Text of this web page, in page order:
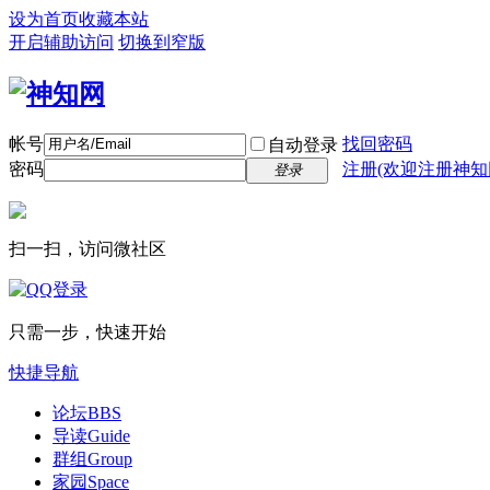
设为首页收藏本站
开启辅助访问 切换到窄版
帐号 自动登录 找回密码
密码
登录 注册(欢迎注册神
扫一扫，访问微社区
只需一步，快速开始
快捷导航
论坛BBS
导读Guide
群组Group
家园 Space